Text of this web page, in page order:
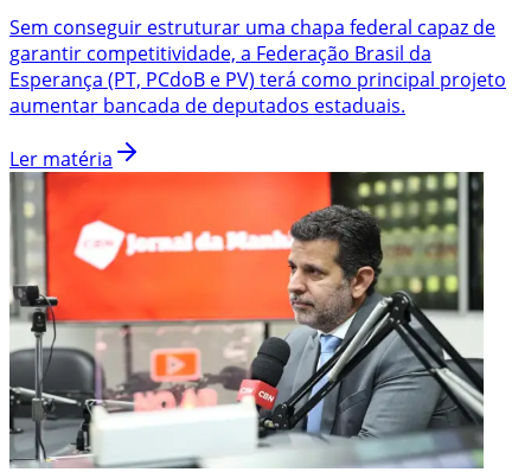
Sem conseguir estruturar uma chapa federal capaz de
garantir competitividade, a Federação Brasil da
Esperança (PT, PCdoB e PV) terá como principal projeto
aumentar bancada de deputados estaduais.
Ler matéria